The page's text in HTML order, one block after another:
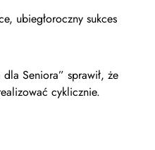
ubiegłoroczny sukces
Seniora” sprawił, że
cyklicznie.